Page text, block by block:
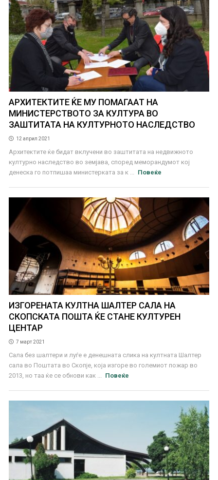
АРХИТЕКТИТЕ ЌЕ МУ ПОМАГААТ НА
МИНИСТЕРСТВОТО ЗА КУЛТУРА ВО
ЗАШТИТАТА НА КУЛТУРНОТО НАСЛЕДСТВО
12 април 2021
Архитектите ќе бидат вклучени во заштитата на недвижното
културно наследство во земјава, според меморандумот кој
денеска го потпишаа министерката за к ...
Повеќе
ИЗГОРЕНАТА КУЛТНА ШАЛТЕР САЛА НА
СКОПСКАТА ПОШТА ЌЕ СТАНЕ КУЛТУРЕН
ЦЕНТАР
7 март 2021
Сала без шалтери и луѓе е денешната слика на култната Шалтер
сала во Поштата во Скопје, која изгоре во големиот пожар во
2013, но таа ќе се обнови как ...
Повеќе